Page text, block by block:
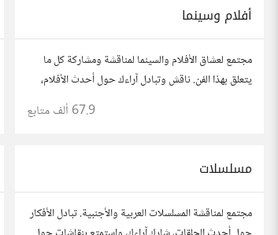
أفلام وسينما
مجتمع لعشاق الأفلام والسينما لمناقشة ومشاركة كل ما
يتعلق بهذا الفن. ناقش وتبادل آراءك حول أحدث الأفلام،
المراجعات، والتوصيات. شارك تحليلاتك، قصصك، واستمتع
بنقاشات حول الأفلام والمخرجين والسيناريوهات.
67.9 ألف متابع
مسلسلات
مجتمع لمناقشة المسلسلات العربية والأجنبية. تبادل الأفكار